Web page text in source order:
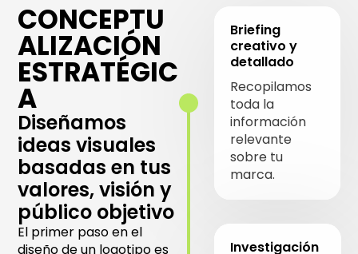
CONCEPTU
ALIZACIÓN
ESTRATÉGIC
A
Diseñamos
ideas visuales
basadas en tus
valores, visión y
público objetivo
El primer paso en el
diseño de un logotipo es
Briefing
creativo y
detallado
Recopilamos
toda la
información
relevante
sobre tu
marca.
Investigación